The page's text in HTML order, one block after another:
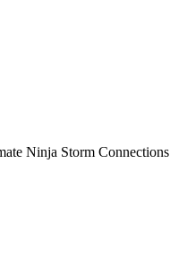
Ninja Storm